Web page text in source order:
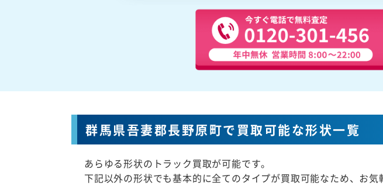
群馬県吾妻郡長野原町で買取可能な形状一覧
あらゆる形状のトラック買取が可能です。
下記以外の形状でも基本的に全てのタイプが買取可能なため、お気